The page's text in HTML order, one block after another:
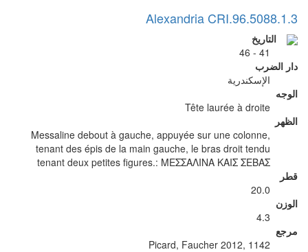
Alexandria CRI.96.5088.1.3
التاريخ
41 - 46
دار الضرب
الإسكندرية
الوجه
Tête laurée à droite
الظهر
Messaline debout à gauche, appuyée sur une colonne,
tenant des épis de la main gauche, le bras droit tendu
tenant deux petites figures.: ΜΕΣΣΑΛΙΝΑ ΚΑΙΣ ΣΕΒΑΣ
قطر
20.0
الوزن
4.3
مرجع
Picard, Faucher 2012, 1142